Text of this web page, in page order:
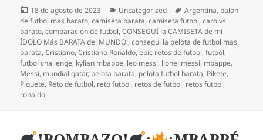
Publicado
el
18 de agosto de 2023 Categorías
Uncategorized Etiquetas
Argentina, balon
de futbol mas barato,camiseta barata,camiseta futbol,caro vs
barato,comparación de futbol,CONSEGUÍ la CAMISETA de mi
ÍDOLO Más BARATA del MUNDO!,consegui la pelota de futbol mas
barata,Cristiano,Cristiano Ronaldo,epic retos de futbol,futbol,
futbol challenge, kylian mbappe, leo messi, lionel messi, mbappe,
Messi, mundial qatar, pelota barata, pelota futbol barata, Pikete,
Piquete, Reto de futbol, reto futbol, retos de futbol, retos futbol,
ronaldo